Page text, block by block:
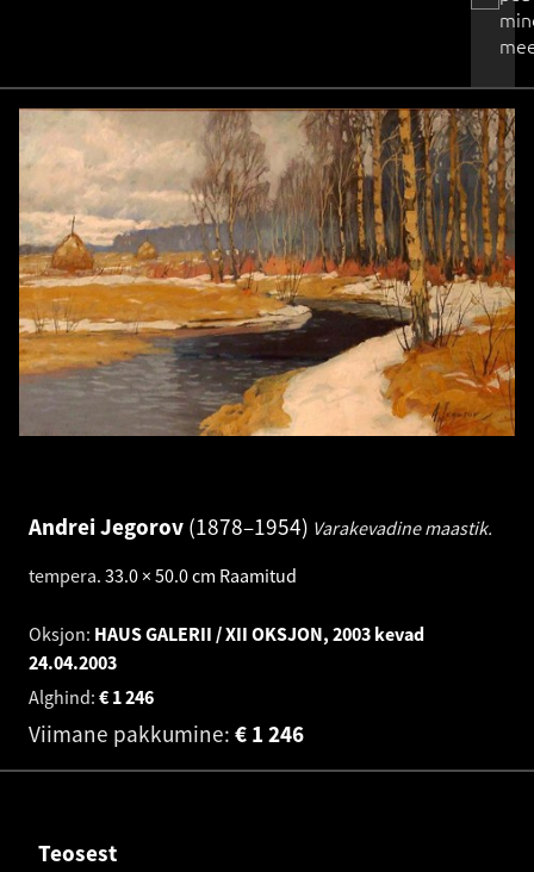
Andrei Jegorov 1878–1954 Varakevadine maastik.
tempera. 33.0 × 50.0 cm Raamitud
Oksjon: HAUS GALERII / XII OKSJON, 2003 kevad
24.04.2003
Alghind:
1 246
€
Viimane pakkumine: 1 246
€
Teosest